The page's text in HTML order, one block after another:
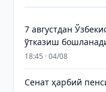
7 августдан
ўтказиш
18:45 · 04/08
Сенат ҳарбий